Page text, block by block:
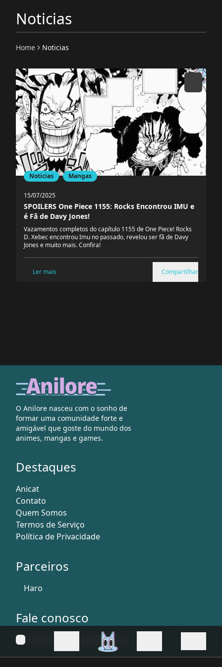
Noticias
Home Noticias
Noticias Mangas
15/07/2025
SPOILERS One Piece 1155: Rocks Encontrou IMU e
é Fã de Davy Jones!
Vazamentos completos do capítulo 1155 de One Piece! Rocks
D. Xebec encontrou Imu no passado, revelou ser fã de Davy
Jones e muito mais. Confira!
Ler mais Compartilhar
O Anilore nasceu com o sonho de
formar uma comunidade forte e
amigável que goste do mundo dos
animes, mangas e games.
Destaques
Anicat
Contato
Quem Somos
Termos de Serviço
Política de Privacidade
Parceiros
Haro
Fale conosco
anilore.master@gmail.com